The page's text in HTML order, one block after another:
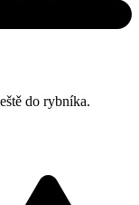
do rybníka.